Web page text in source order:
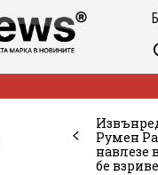
Румен
навлезе
бе